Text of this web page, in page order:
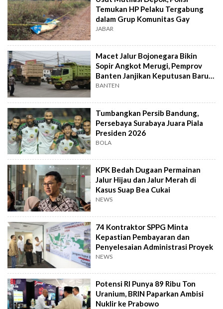
Temukan HP Pelaku Tergabung
dalam Grup Komunitas Gay
JABAR
Macet Jalur Bojonegara Bikin
Sopir Angkot Merugi, Pemprov
Banten Janjikan Keputusan Baru 4
Hari Lagi
BANTEN
Tumbangkan Persib Bandung,
Persebaya Surabaya Juara Piala
Presiden 2026
BOLA
KPK Bedah Dugaan Permainan
Jalur Hijau dan Jalur Merah di
Kasus Suap Bea Cukai
NEWS
74 Kontraktor SPPG Minta
Kepastian Pembayaran dan
Penyelesaian Administrasi Proyek
NEWS
Potensi RI Punya 89 Ribu Ton
Uranium, BRIN Paparkan Ambisi
Nuklir ke Prabowo